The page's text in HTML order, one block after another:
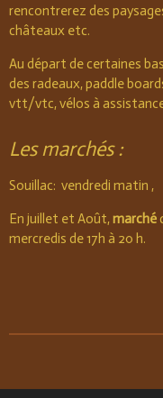
rencontrerez des
châteaux etc.
Au départ de certaines
des radeaux, paddle
vtt/vtc, vélos à
Les marchés :
Souillac: vendredi matin ,
En juillet et Août,marché
mercredis de 17h à 20 h.